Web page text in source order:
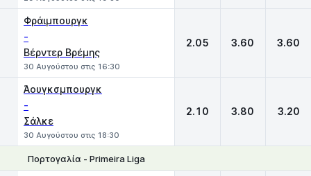
Φράιμπουργκ
-
Βέρντερ Βρέμης
30 Αυγούστου στις 16:30
2.05 3.60 3.60
Άουγκσμπουργκ
-
Σάλκε
30 Αυγούστου στις 18:30
2.10 3.80 3.20
Πορτογαλία - Primeira Liga